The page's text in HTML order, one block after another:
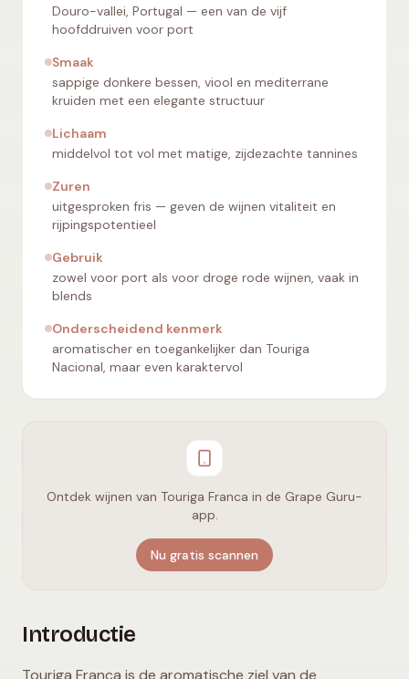
Douro-vallei, Portugal — een van de vijf
hoofddruiven voor port
Smaak
sappige donkere bessen, viool en mediterrane
kruiden met een elegante structuur
Lichaam
middelvol tot vol met matige, zijdezachte tannines
Zuren
uitgesproken fris — geven de wijnen vitaliteit en
rijpingspotentieel
Gebruik
zowel voor port als voor droge rode wijnen, vaak in
blends
Onderscheidend kenmerk
aromatischer en toegankelijker dan Touriga
Nacional, maar even karaktervol
Ontdek wijnen van Touriga Franca in de Grape Guru-
app.
Nu gratis scannen
Introductie
Touriga Franca is de aromatische ziel van de